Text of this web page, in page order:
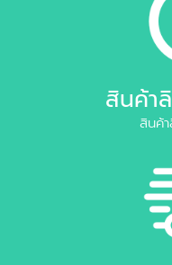
สินค้า
สินค้